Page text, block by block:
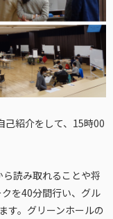
己紹介をして、15時00
読み取れることや将
を40分間行い、グル
す。グリーンホールの